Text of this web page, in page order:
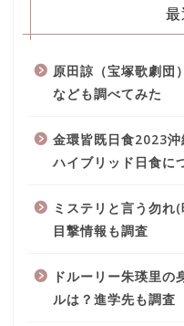
原田諒（宝塚歌劇団
なども調べてみた
金環皆既日食2023
ハイブリッド日食に
ミステリと言う勿れ
目撃情報も調査
ドルーリー朱瑛里の
ルは？進学先も調査